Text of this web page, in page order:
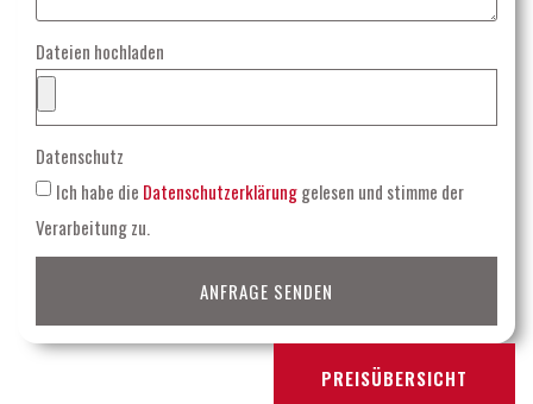
Dateien hochladen
Datenschutz
Ich habe die Datenschutzerklärunggelesen und stimme der
Verarbeitung zu.
ANFRAGE SENDEN
PREISÜBERSICHT